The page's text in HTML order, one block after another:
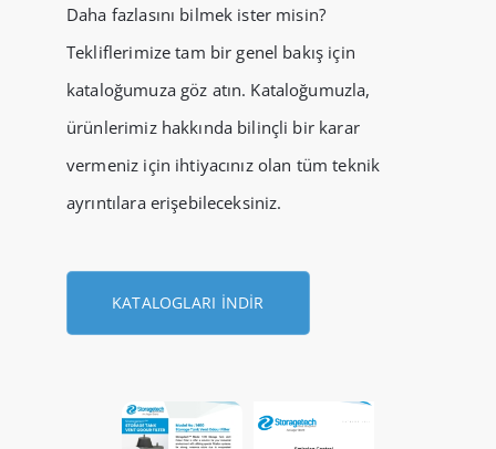
Daha fazlasını bilmek ister misin?
Tekliflerimize tam bir genel bakış için
kataloğumuza göz atın. Kataloğumuzla,
ürünlerimiz hakkında bilinçli bir karar
vermeniz için ihtiyacınız olan tüm teknik
ayrıntılara erişebileceksiniz.
KATALOGLARI İNDIR